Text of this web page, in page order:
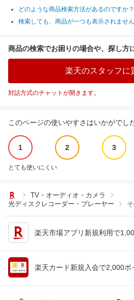
どのような商品検索方法があるのですか？
検索しても、商品が一つも表示されません
商品の検索でお困りの場合や、探し方
楽天のスタッフに
対話方式のチャットが開きます。
このページの使いやすさはいかがでし
1 2 3
とても使いにくい
TV・オーディオ・カメラ
光ディスクレコーダー・プレーヤー
楽天市場アプリ新規利用で
楽天カード新規入会で2,000ポ